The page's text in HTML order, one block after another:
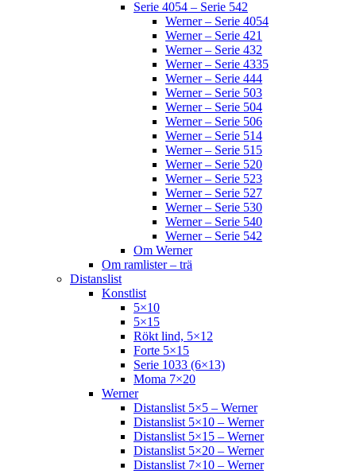
Serie 4054 – Serie 542
Werner – Serie 4054
Werner – Serie 421
Werner – Serie 432
Werner – Serie 4335
Werner – Serie 444
Werner – Serie 503
Werner – Serie 504
Werner – Serie 506
Werner – Serie 514
Werner – Serie 515
Werner – Serie 520
Werner – Serie 523
Werner – Serie 527
Werner – Serie 530
Werner – Serie 540
Werner – Serie 542
Om Werner
Om ramlister – trä
Distanslist
Konstlist
5×10
5×15
Rökt lind, 5×12
Forte 5×15
Serie 1033 (6×13)
Moma 7×20
Werner
Distanslist 5×5 – Werner
Distanslist 5×10 – Werner
Distanslist 5×15 – Werner
Distanslist 5×20 – Werner
Distanslist 7×10 – Werner